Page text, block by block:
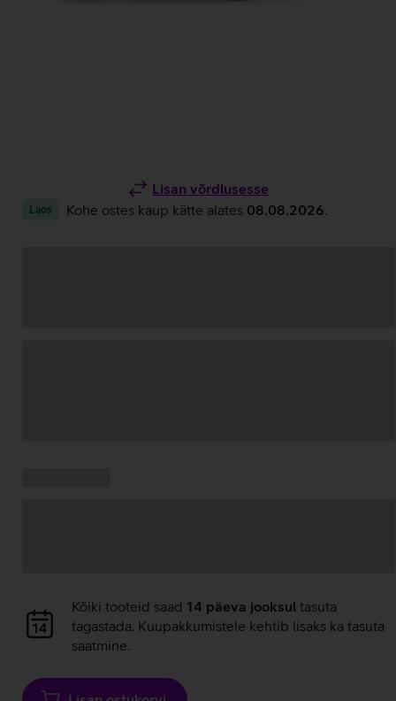
Lisan võrdlusesse
Laos Kohe ostes kaup kätte alates 08.08.2026
Andmete
laadimine
Kõiki tooteid saad 14 päeva jooksul tasuta
tagastada. Kuupakkumistele kehtib lisaks ka tasuta
saatmine.